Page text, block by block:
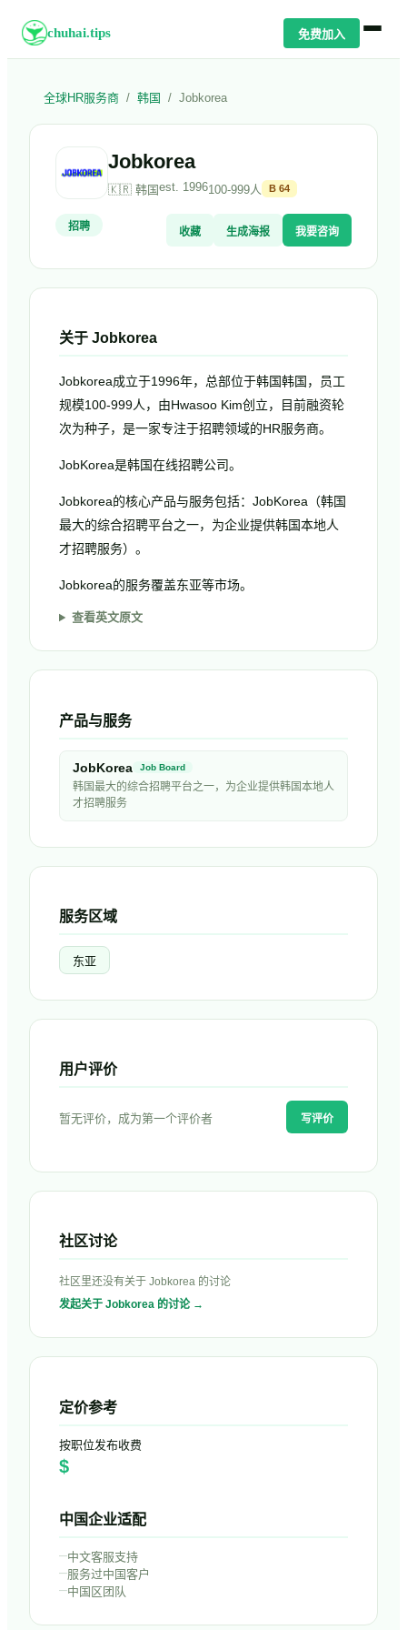
chuhai.tips 免费加入
全球HR服务商 / 韩国 / Jobkorea
Jobkorea
🇰🇷 韩国est. 1996100-999人 B 64
招聘 收藏 生成海报 我要咨询
关于 Jobkorea
Jobkorea成立于1996年，总部位于韩国韩国，员工
规模100-999人，由Hwasoo Kim创立，目前融资轮
次为种子，是一家专注于招聘领域的HR服务商。
JobKorea是韩国在线招聘公司。
Jobkorea的核心产品与服务包括：JobKorea（韩国
最大的综合招聘平台之一，为企业提供韩国本地人
才招聘服务）。
Jobkorea的服务覆盖东亚等市场。
查看英文原文
产品与服务
JobKorea Job Board
韩国最大的综合招聘平台之一，为企业提供韩国本地人
才招聘服务
服务区域
东亚
用户评价
暂无评价，成为第一个评价者 写评价
社区讨论
社区里还没有关于 Jobkorea 的讨论
发起关于 Jobkorea 的讨论 →
定价参考
按职位发布收费
$
中国企业适配
–中文客服支持
–服务过中国客户
–中国区团队